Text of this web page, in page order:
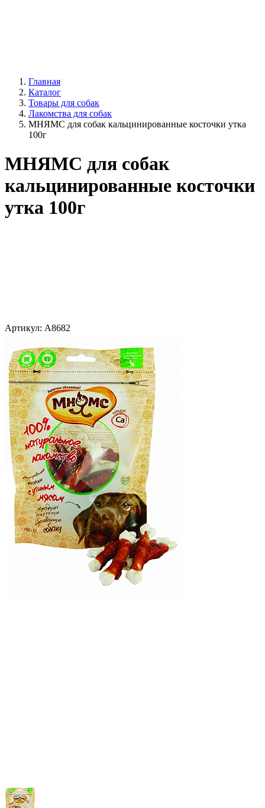
Главная
Каталог
Товары для собак
Лакомства для собак
МНЯМС для собак кальцинированные косточки утка
100г
МНЯМС для собак
кальцинированные косточки
утка 100г
Артикул: A8682